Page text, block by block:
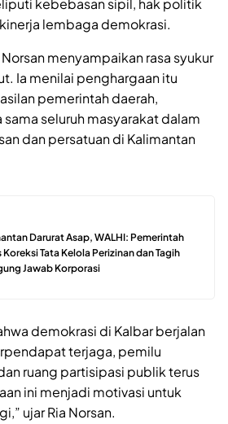
kebebasan sipil, hak politik
lembaga demokrasi.
menyampaikan rasa syukur
Ia menilai penghargaan itu
pemerintah daerah,
sama seluruh masyarakat dalam
dan persatuan di Kalimantan
Darurat Asap, WALHI: Pemerintah
Koreksi Tata Kelola Perizinan dan Tagih
Jawab Korporasi
demokrasi di Kalbar berjalan
terjaga, pemilu
ruang partisipasi publik terus
ini menjadi motivasi untuk
ujar Ria Norsan.